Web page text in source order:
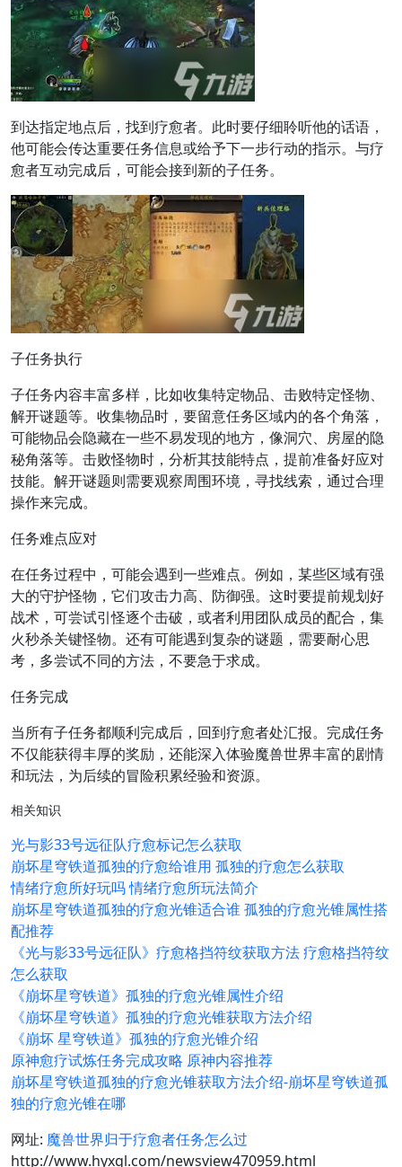
到达指定地点后，找到疗愈者。此时要仔细聆听他的话语，
他可能会传达重要任务信息或给予下一步行动的指示。与疗
愈者互动完成后，可能会接到新的子任务。
子任务执行
子任务内容丰富多样，比如收集特定物品、击败特定怪物、
解开谜题等。收集物品时，要留意任务区域内的各个角落，
可能物品会隐藏在一些不易发现的地方，像洞穴、房屋的隐
秘角落等。击败怪物时，分析其技能特点，提前准备好应对
技能。解开谜题则需要观察周围环境，寻找线索，通过合理
操作来完成。
任务难点应对
在任务过程中，可能会遇到一些难点。例如，某些区域有强
大的守护怪物，它们攻击力高、防御强。这时要提前规划好
战术，可尝试引怪逐个击破，或者利用团队成员的配合，集
火秒杀关键怪物。还有可能遇到复杂的谜题，需要耐心思
考，多尝试不同的方法，不要急于求成。
任务完成
当所有子任务都顺利完成后，回到疗愈者处汇报。完成任务
不仅能获得丰厚的奖励，还能深入体验魔兽世界丰富的剧情
和玩法，为后续的冒险积累经验和资源。
相关知识
光与影33号远征队疗愈标记怎么获取
崩坏星穹铁道孤独的疗愈给谁用 孤独的疗愈怎么获取
情绪疗愈所好玩吗 情绪疗愈所玩法简介
崩坏星穹铁道孤独的疗愈光锥适合谁 孤独的疗愈光锥属性搭
配推荐
《光与影33号远征队》疗愈格挡符纹获取方法 疗愈格挡符纹
怎么获取
《崩坏星穹铁道》孤独的疗愈光锥属性介绍
《崩坏星穹铁道》孤独的疗愈光锥获取方法介绍
《崩坏 星穹铁道》孤独的疗愈光锥介绍
原神愈疗试炼任务完成攻略 原神内容推荐
崩坏星穹铁道孤独的疗愈光锥获取方法介绍-崩坏星穹铁道孤
独的疗愈光锥在哪
网址: 魔兽世界归于疗愈者任务怎么过
http://www.hyxgl.com/newsview470959.html